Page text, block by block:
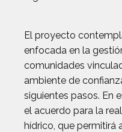
El proyecto
enfocada en la
comunidades
ambiente de
siguientes pasos. En
el acuerdo para la
hídrico, que permitirá